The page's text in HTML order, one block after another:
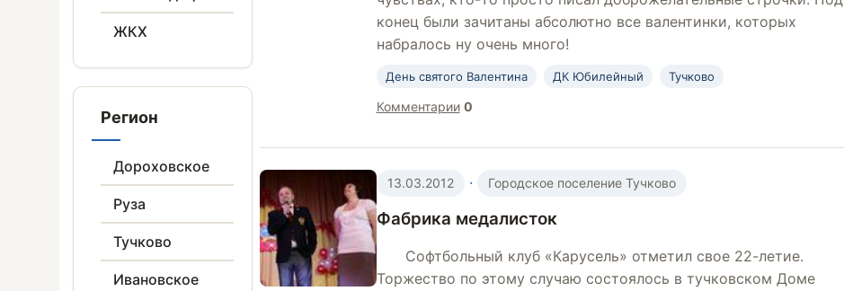
ЖКХ
Регион
Дороховское
Руза
Тучково
Ивановское
конец были зачитаны абсолютно все валентинки, которых
набралось ну очень много!
День святого Валентина ДК Юбилейный Тучково
Комментарии 0
13.03.2012 · Городское поселение Тучково
Фабрика медалисток
Софтбольный клуб «Карусель» отметил свое 22-летие.
Торжество по этому случаю состоялось в тучковском Доме